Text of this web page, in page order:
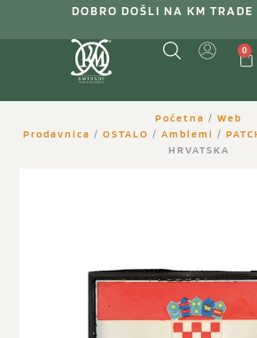
DOBRO DOŠLI NA KM TRADE
0
Početna / Web
Prodavnica / OSTALO / Amblemi /
HRVATSKA